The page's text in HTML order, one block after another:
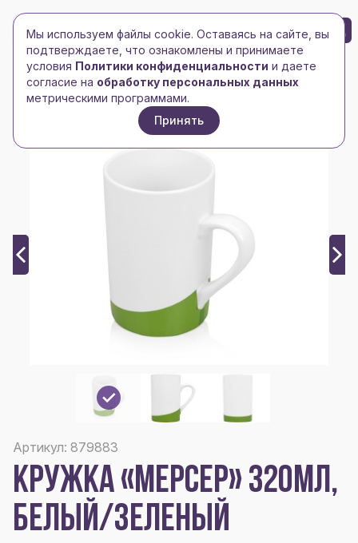
Toggle navigation
Toggle navigation
БРЕНД-ЛОГО 0
Главная/Чашки, кружки, бокалы/Кружки /
Кружка «Мерсер» 320мл, белый/зеленый
Артикул: 879883
КРУЖКА «МЕРСЕР» 320МЛ,
БЕЛЫЙ/ЗЕЛЕНЫЙ
Мы используем файлы cookie. Оставаясь на сайте, вы
подтверждаете, что ознакомлены и принимаете
условия Политики конфиденциальности и даете
согласие на обработку персональных данных
метрическими программами.
Принять